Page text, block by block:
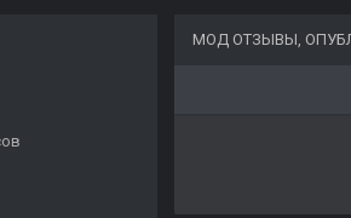
МОД ОТЗЫВЫ,